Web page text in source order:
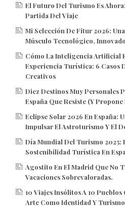
El Futuro Del Turismo Es
Partida Del Viaje
Mi Selección De Fitur 2026:
Músculo Tecnológico,
Cómo La Inteligencia Artificial
Experiencia Turística: 6 Casos
Creativos
Diez Destinos Muy Personales
España Que Resiste (y
Eclipse Solar 2026 En España:
Impulsar El Astroturismo Y El
Día Mundial Del Turismo 2025:
Sostenibilidad Turística En
Agostito En El Madrid Que No
Vacaciones Sobrevaloradas.
10 Viajes Insólitos A 10 Pueblos
Arte Como Identidad Y Turismo